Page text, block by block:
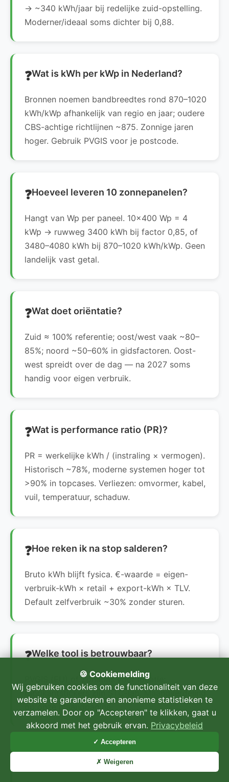
→ ~340 kWh/jaar bij redelijke zuid-opstelling.
Moderner/ideaal soms dichter bij 0,88.
Wat is kWh per kWp in Nederland?
Bronnen noemen bandbreedtes rond 870–1020
kWh/kWp afhankelijk van regio en jaar; oudere
CBS-achtige richtlijnen ~875. Zonnige jaren
hoger. Gebruik PVGIS voor je postcode.
Hoeveel leveren 10 zonnepanelen?
Hangt van Wp per paneel. 10×400 Wp = 4
kWp → ruwweg 3400 kWh bij factor 0,85, of
3480–4080 kWh bij 870–1020 kWh/kWp. Geen
landelijk vast getal.
Wat doet oriëntatie?
Zuid ≈ 100% referentie; oost/west vaak ~80–
85%; noord ~50–60% in gidsfactoren. Oost-
west spreidt over de dag — na 2027 soms
handig voor eigen verbruik.
Wat is performance ratio (PR)?
PR = werkelijke kWh / (instraling × vermogen).
Historisch ~78%, moderne systemen hoger tot
>90% in topcases. Verliezen: omvormer, kabel,
vuil, temperatuur, schaduw.
Hoe reken ik na stop salderen?
Bruto kWh blijft fysica. €-waarde = eigen-
verbruik-kWh × retail + export-kWh × TLV.
Default zelfverbruik ~30% zonder sturen.
Welke tool is betrouwbaar?
PVGIS (EU) of Zonatlas voor locatie;
fabrikantstickers zijn STC-lab. Maandverdeling
op onze maandpagina.
Verliezen panelen elk jaar opbrengst?
🍪 Cookiemelding
Wij gebruiken cookies om de functionaliteit van deze
website te garanderen en anonieme statistieken te
verzamelen. Door op "Accepteren" te klikken, gaat u
akkoord met het gebruik ervan. Privacybeleid
✓ Accepteren
✗ Weigeren